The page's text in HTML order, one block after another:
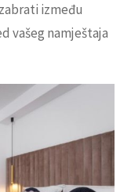
između
vašeg namještaja